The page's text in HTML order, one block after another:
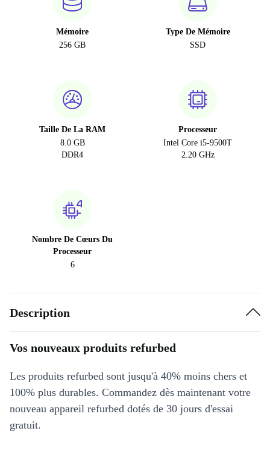
Mémoire
256 GB
Type De Mémoire
SSD
Taille De La RAM
8.0 GB
DDR4
Processeur
Intel Core i5-9500T
2.20 GHz
Nombre De Cœurs Du
Processeur
6
Description
Vos nouveaux produits refurbed
Les produits refurbed sont jusqu'à 40% moins chers et
100% plus durables. Commandez dès maintenant votre
nouveau appareil refurbed dotés de 30 jours d'essai
gratuit.